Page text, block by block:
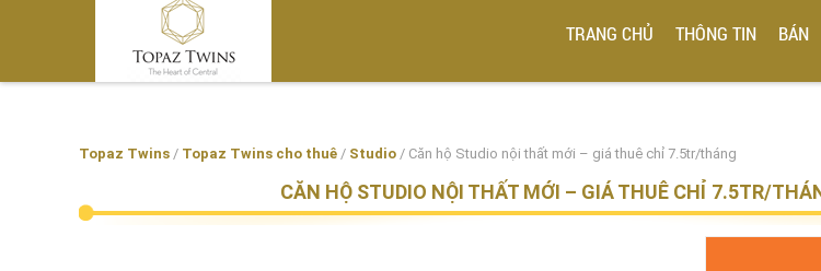
TRANG CHỦ THÔNG TIN BÁN
Topaz Twins / Topaz Twins cho thuê / Studio / Căn hộ Studio nội thất mới – giá thuê chỉ 7.5tr/tháng
CĂN HỘ STUDIO NỘI THẤT MỚI – GIÁ THUÊ CHỈ 7.5TR/